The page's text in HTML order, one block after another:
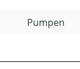
Pumpen